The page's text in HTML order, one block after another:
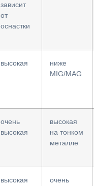
зависит
от
оснастки
высокая
ниже
MIG/MAG
очень
высокая
высокая
на тонком
металле
высокая
очень